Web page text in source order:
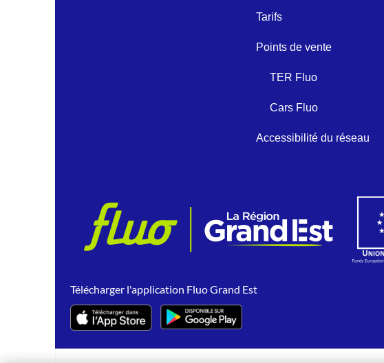
Tarifs
Points de vente
TER Fluo
Cars Fluo
Accessibilité du réseau
Télécharger l'application Fluo Grand Est